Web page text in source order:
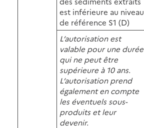
est inférieure au niveau
de référence S1 (D)
L’autorisation est
valable pour une durée
qui ne peut être
supérieure à 10 ans.
L’autorisation prend
également en compte
les éventuels sous-
produits et leur
devenir.